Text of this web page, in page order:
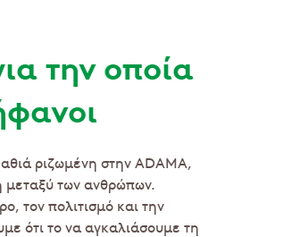
την οποία
ριζωμένη στην ADAMA,
μεταξύ των ανθρώπων.
τον πολιτισμό και την
ότι το να αγκαλιάσουμε τη